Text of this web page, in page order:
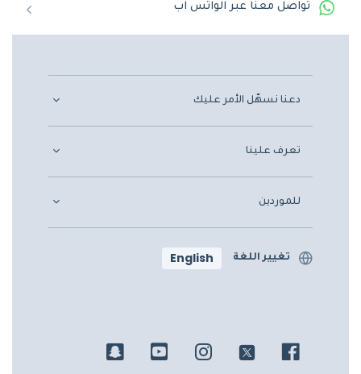
تواصل معنا عبر الواتس اب
دعنا نسهّل الأمر عليك
تعرف علينا
للموردين
تغيير اللغة English